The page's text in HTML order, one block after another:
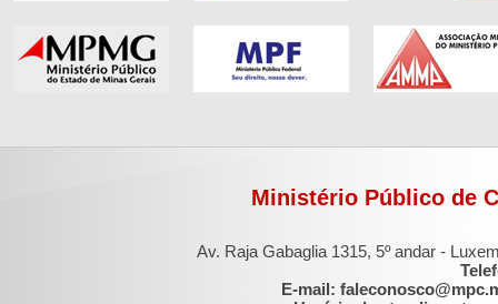
Ministério Público de
Av. Raja Gabaglia 1315, 5º andar -
E-mail: